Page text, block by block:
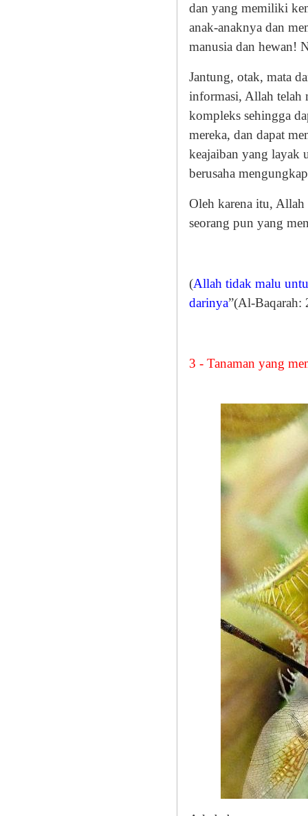
dan yang memiliki
anak-anaknya dan
manusia dan hewan!
Jantung, otak, mata
informasi, Allah telah
kompleks sehingga
mereka, dan dapat
keajaiban yang layak
berusaha
Oleh karena itu, Allah
seorang pun yang
(Allah tidak malu
darinya”(Al-Baqarah:
3 - Tanaman yang